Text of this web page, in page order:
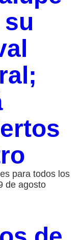
para todos los
de agosto